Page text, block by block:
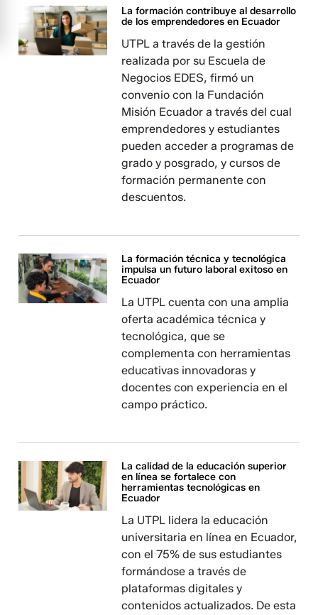
La formación contribuye al desarrollo
de los emprendedores en Ecuador
UTPL a través de la gestión
realizada por su Escuela de
Negocios EDES, firmó un
convenio con la Fundación
Misión Ecuador a través del cual
emprendedores y estudiantes
pueden acceder a programas de
grado y posgrado, y cursos de
formación permanente con
descuentos.
La formación técnica y tecnológica
impulsa un futuro laboral exitoso en
Ecuador
La UTPL cuenta con una amplia
oferta académica técnica y
tecnológica, que se
complementa con herramientas
educativas innovadoras y
docentes con experiencia en el
campo práctico.
La calidad de la educación superior
en línea se fortalece con
herramientas tecnológicas en
Ecuador
La UTPL lidera la educación
universitaria en línea en Ecuador,
con el 75% de sus estudiantes
formándose a través de
plataformas digitales y
contenidos actualizados. De esta